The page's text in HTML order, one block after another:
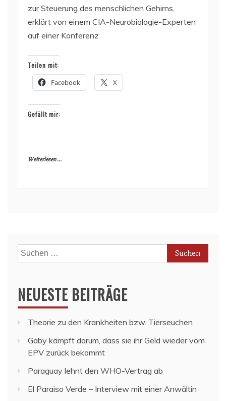
zur Steuerung des menschlichen Gehirns,
erklärt von einem CIA-Neurobiologie-Experten
auf einer Konferenz
Teilen mit:
Facebook X
Gefällt mir:
Weiterlesen ...
Suchen
nach:
NEUESTE BEITRÄGE
Theorie zu den Krankheiten bzw. Tierseuchen
Gaby kämpft darum, dass sie ihr Geld wieder vom
EPV zurück bekommt
Paraguay lehnt den WHO-Vertrag ab
El Paraiso Verde – Interview mit einer Anwältin